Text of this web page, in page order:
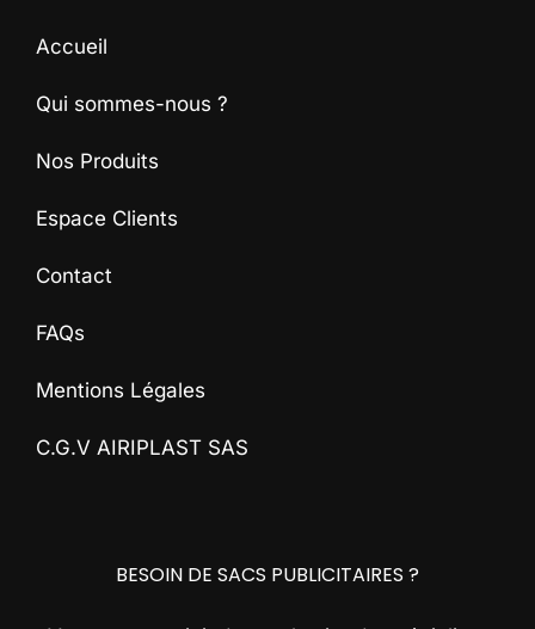
Accueil
Qui sommes-nous ?
Nos Produits
Espace Clients
Contact
FAQs
Mentions Légales
C.G.V AIRIPLAST SAS
BESOIN DE SACS PUBLICITAIRES ?